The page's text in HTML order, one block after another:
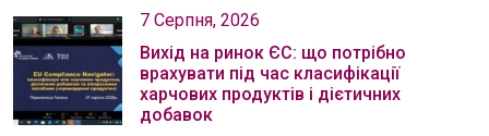
7 Серпня, 2026
Вихід на ринок ЄС: що потрібно
врахувати під час класифікації
харчових продуктів і дієтичних
добавок